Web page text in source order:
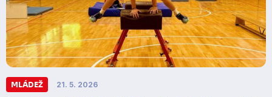
MLÁDEŽ 21. 5. 2026